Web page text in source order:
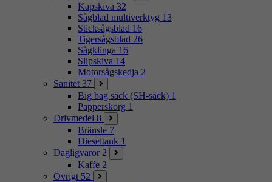
Kapskiva 32
Sågblad multiverktyg 13
Sticksågsblad 16
Tigersågsblad 26
Sågklinga 16
Slipskiva 14
Motorsågskedja 2
Sanitet 37
Big bag säck (SH-säck) 1
Papperskorg 1
Drivmedel 8
Bränsle 7
Dieseltank 1
Dagligvaror 2
Kaffe 2
Övrigt 52